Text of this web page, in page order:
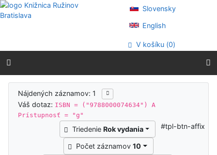
Prejsť na obsah
Prejsť na menu
Prehlásenie o webovej prístupnosti
Slovensky
English
V košíku (0)
Výsledky vyhľadávania
Nájdených záznamov: 1
Váš dotaz: ISBN = ("9788000074634") A
Prístupnosť = "g"
Triedenie Rok vydania
Počet záznamov10
#tpl-btn-affix